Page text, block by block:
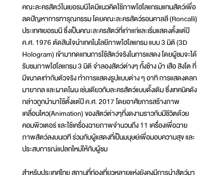
คณะละครสัตว์ในเยอรมนีไดมีแนวคิดใช้ภาพโฮโลแกรมแทนสัตว์เพื่อ
ลดปัญหาการทารุณกรรม โดยคณะละครสัตว์รอนคาลลี (Roncalli)
ประเทศเยอรมนี ซึ่งเป็นคณะละครสัตว์ที่เก่าแก่และเริ่มแสดงตั้งแต่ปี
ค.ศ. 1976 ตัดสินใจนำเทคโนโลยีภาพโฮโลแกรม แบบ 3 มิติ (3D
Hologram) เข้ามาทดแทนการใช้สัตว์จริงในการแสดง โดยผู้ชมจะได้
รับชมภาพโฮโลแกรม 3 มิติ จำลองสัตว์ต่างๆ ทั้งช้าง ม้า เสือ สิงโต ที่
มีขนาดเท่ากับตัวจริง ทำการแสดงรูปแบบต่าง ๆ อาทิ การแสดงตลก
มายากล และผาดโผน เช่นเดียวกับละครสัตว์แบบดั้งเดิม ซึ่งเทคนิคดัง
กล่าวถูกนำมาใช้ตั้งแต่ปี ค.ศ. 2017 โดยอาศัยการสร้างภาพ
เคลื่อนไหว(Animation) ของสัตว์ต่างๆที่งดงามราวกับมีชีวิตด้วย
คอมพิวเตอร์ และใช้เครื่องฉายภาพจำนวนถึง 11 เครื่องเพื่อฉาย
ภาพสัตว์ลงบนเวที ร่วมกับผู้แสดงที่เป็นมนุษย์เพื่อมอบความสุข และ
ประสบการณ์แปลกใหม่ให้กับผู้ชม
สำหรับประเทศไทย สถานที่ท่องเที่ยวหลายแห่งยังคงมีการนำสัตว์มา